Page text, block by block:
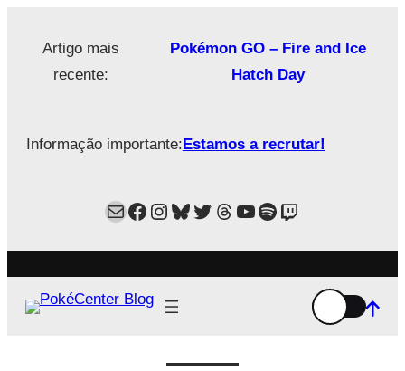
Artigo mais
recente:
Pokémon GO – Fire and Ice
Hatch Day
Informação importante:Estamos a recrutar!
MailFacebook
Instagram
Bluesky
Twitter
Estamos no Threads!
YouTube
Spotify
Twitch